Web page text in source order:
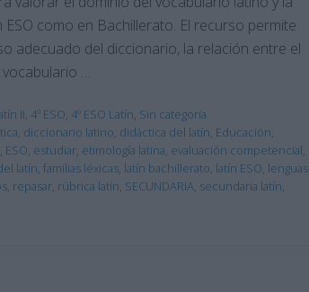
como en Bachillerato. El recurso permite
adecuado del diccionario, la relación entre el
vocabulario …
II, 4º ESO, 4º ESO Latín, Sin categoría
, diccionario latino, didáctica del latín, Educación,
, ESO, estudiar, etimología latina, evaluación competencial,
latín, familias léxicas, latín bachillerato, latín ESO, lenguas
, repasar, rúbrica latín, SECUNDARIA, secundaria latín,